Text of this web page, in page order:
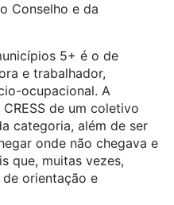
Conselho e da
5+ é o de
e trabalhador,
ocupacional. A
de um coletivo
categoria, além de ser
onde não chegava e
que, muitas vezes,
orientação e